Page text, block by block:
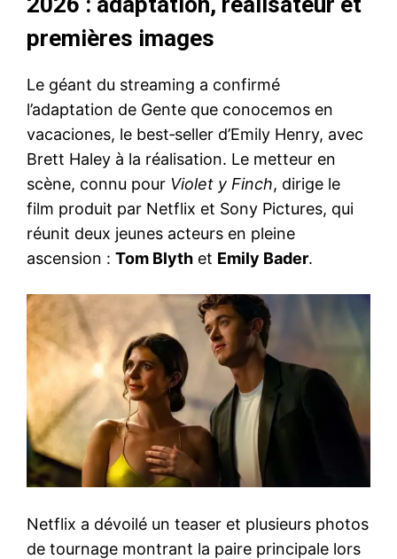
premières images
Le géant du streaming a confirmé
l’adaptation de Gente que conocemos en
vacaciones, le best‑seller d’Emily Henry, avec
Brett Haley à la réalisation. Le metteur en
scène, connu pour Violet y Finch, dirige le
film produit par Netflix et Sony Pictures, qui
réunit deux jeunes acteurs en pleine
ascension : Tom Blyth et Emily Bader.
Netflix a dévoilé un teaser et plusieurs photos
de tournage montrant la paire principale lors